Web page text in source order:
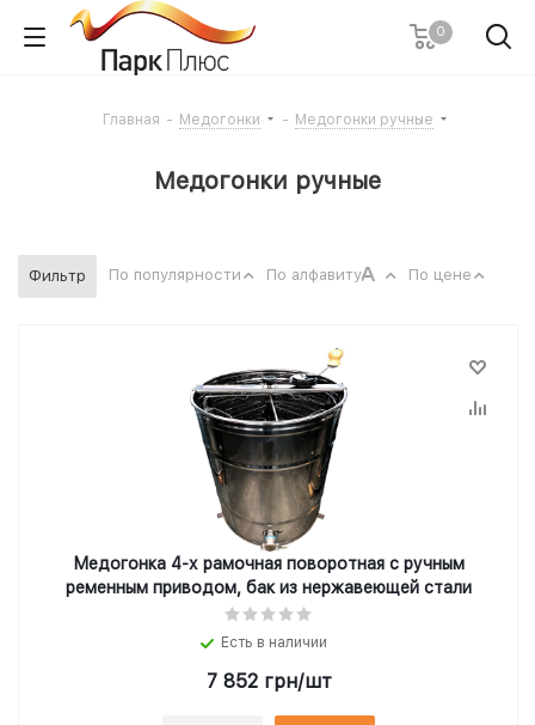
0
Главная - Медогонки - Медогонки ручные
Медогонки ручные
Фильтр По популярности По алфавиту По цене
Медогонка 4-х рамочная поворотная с ручным
ременным приводом, бак из нержавеющей стали
Есть в наличии
7 852грн/шт